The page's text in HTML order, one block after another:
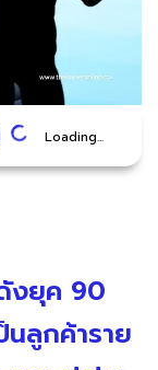
Loading...
งยุค 90
ลูกค้าราย